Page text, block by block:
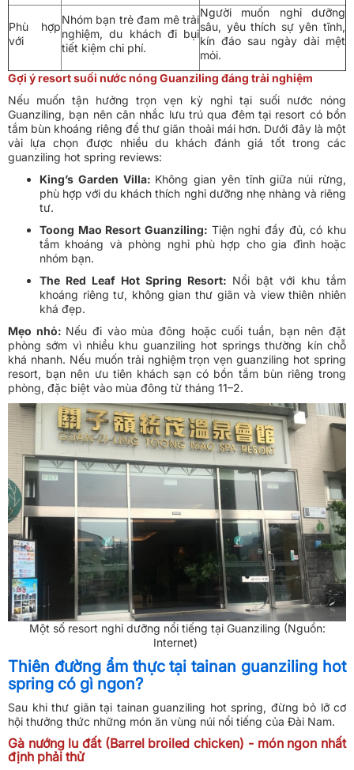
Phù hợp
với
Nhóm bạn trẻ đam mê trải
nghiệm, du khách đi bụi
tiết kiệm chi phí.
Người muốn nghỉ dưỡng
sâu, yêu thích sự yên tĩnh,
kín đáo sau ngày dài mệt
mỏi.
Gợi ý resort suối nước nóng Guanziling đáng trải nghiệm
Nếu muốn tận hưởng trọn vẹn kỳ nghỉ tại suối nước nóng
Guanziling, bạn nên cân nhắc lưu trú qua đêm tại resort có bồn
tắm bùn khoáng riêng để thư giãn thoải mái hơn. Dưới đây là một
vài lựa chọn được nhiều du khách đánh giá tốt trong các
guanziling hot spring reviews:
King’s Garden Villa: Không gian yên tĩnh giữa núi rừng,
phù hợp với du khách thích nghỉ dưỡng nhẹ nhàng và riêng
tư.
Toong Mao Resort Guanziling: Tiện nghi đầy đủ, có khu
tắm khoáng và phòng nghỉ phù hợp cho gia đình hoặc
nhóm bạn.
The Red Leaf Hot Spring Resort: Nổi bật với khu tắm
khoáng riêng tư, không gian thư giãn và view thiên nhiên
khá đẹp.
Mẹo nhỏ: Nếu đi vào mùa đông hoặc cuối tuần, bạn nên đặt
phòng sớm vì nhiều khu guanziling hot springs thường kín chỗ
khá nhanh. Nếu muốn trải nghiệm trọn vẹn guanziling hot spring
resort, bạn nên ưu tiên khách sạn có bồn tắm bùn riêng trong
phòng, đặc biệt vào mùa đông từ tháng 11–2.
Một số resort nghỉ dưỡng nổi tiếng tại Guanziling (Nguồn:
Internet)
Thiên đường ẩm thực tại tainan guanziling hot
spring có gì ngon?
Sau khi thư giãn tại tainan guanziling hot spring, đừng bỏ lỡ cơ
hội thưởng thức những món ăn vùng núi nổi tiếng của Đài Nam.
Gà nướng lu đất (Barrel broiled chicken) - món ngon nhất
định phải thử